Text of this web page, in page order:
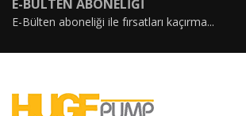
E-BÜLTEN ABONELİĞİ
E-Bülten aboneliği ile fırsatları kaçırma...